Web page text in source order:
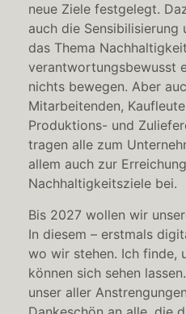
neue Ziele festgelegt.
auch die Sensibilisierung
das Thema
verantwortungsbewusst
nichts bewegen. Aber
Mitarbeitenden,
Produktions- und
tragen alle zum
allem auch zur
Nachhaltigkeitsziele bei.
Bis 2027 wollen wir
In diesem – erstmals
wo wir stehen. Ich finde,
können sich sehen
unser aller